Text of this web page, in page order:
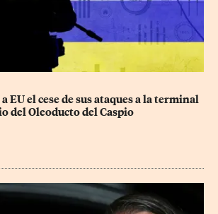
EU el cese de sus ataques a la terminal
del Oleoducto del Caspio